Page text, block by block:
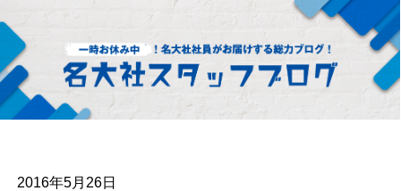
2016年5月26日